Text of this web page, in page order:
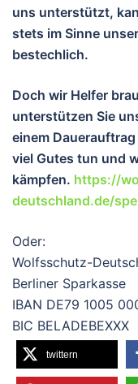
uns unterstützt,
stets im Sinne
bestechlich.
Doch wir Helfer
unterstützen Sie
einem
viel Gutes tun und
kämpfen. https://
deutschland.de/
Oder:
Wolfsschutz-
Berliner Sparkasse
IBAN DE79 1005
BIC BELADEBEXXX
twittern